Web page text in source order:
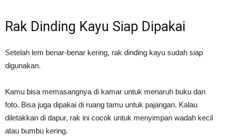
Rak Dinding Kayu Siap Dipakai
Setelah lem benar-benar kering, rak dinding kayu sudah siap
digunakan.
Kamu bisa memasangnya di kamar untuk menaruh buku dan
foto. Bisa juga dipakai di ruang tamu untuk pajangan. Kalau
diletakkan di dapur, rak ini cocok untuk menyimpan wadah kecil
atau bumbu kering.